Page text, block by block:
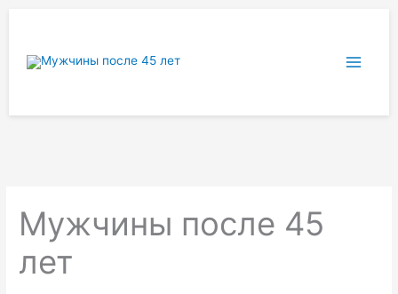
содержимому
Мужчины после 45
лет